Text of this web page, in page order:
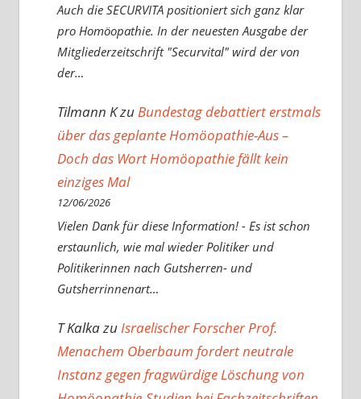
Auch die SECURVITA positioniert sich ganz klar
pro Homöopathie. In der neuesten Ausgabe der
Mitgliederzeitschrift "Securvital" wird der von
der…
Tilmann KzuBundestag debattiert erstmals
über das geplante Homöopathie-Aus –
Doch das Wort Homöopathie fällt kein
einziges Mal
12/06/2026
Vielen Dank für diese Information! - Es ist schon
erstaunlich, wie mal wieder Politiker und
Politikerinnen nach Gutsherren- und
Gutsherrinnenart…
T KalkazuIsraelischer Forscher Prof.
Menachem Oberbaum fordert neutrale
Instanz gegen fragwürdige Löschung von